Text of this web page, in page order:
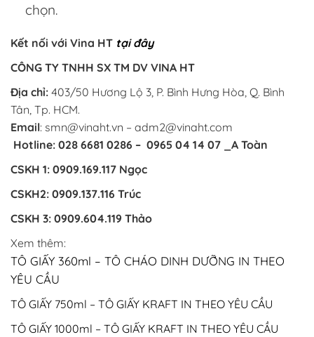
chọn.
Kết nối với Vina HT tại đây
CÔNG TY TNHH SX TM DV VINA HT
Địa chỉ: 403/50 Hương Lộ 3, P. Bình Hưng Hòa, Q. Bình
Tân, Tp. HCM.
Email: smn@vinaht.vn – adm2@vinaht.com
Hotline: 028 6681 0286 – 0965 04 14 07 _A Toàn
CSKH 1: 0909.169.117 Ngọc
CSKH2: 0909.137.116 Trúc
CSKH 3: 0909.604.119 Thảo
Xem thêm:
TÔ GIẤY 360ml – TÔ CHÁO DINH DƯỠNG IN THEO
YÊU CẦU
TÔ GIẤY 750ml – TÔ GIẤY KRAFT IN THEO YÊU CẦU
TÔ GIẤY 1000ml – TÔ GIẤY KRAFT IN THEO YÊU CẦU